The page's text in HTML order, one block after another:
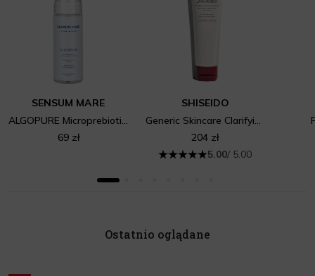
SENSUM MARE
ALGOPURE Microprebiotic And Moisturizing Gentle Cleaning Foam
69 zł
SHISEIDO
Generic Skincare Clarifying Cleansing Foam
204 zł
5.00/ 5.00
Ostatnio oglądane